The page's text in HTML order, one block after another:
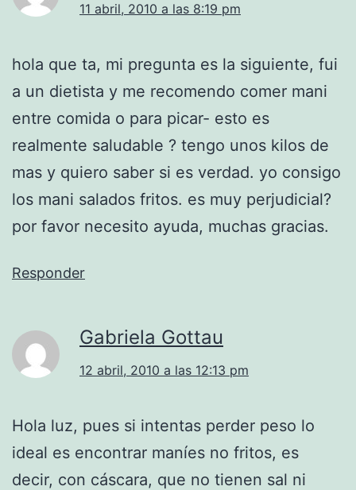
11 abril, 2010 a las 8:19 pm
hola que ta, mi pregunta es la siguiente, fui
a un dietista y me recomendo comer mani
entre comida o para picar- esto es
realmente saludable ? tengo unos kilos de
mas y quiero saber si es verdad. yo consigo
los mani salados fritos. es muy perjudicial?
por favor necesito ayuda, muchas gracias.
Responder
Gabriela Gottau
12 abril, 2010 a las 12:13 pm
Hola luz, pues si intentas perder peso lo
ideal es encontrar maníes no fritos, es
decir, con cáscara, que no tienen sal ni